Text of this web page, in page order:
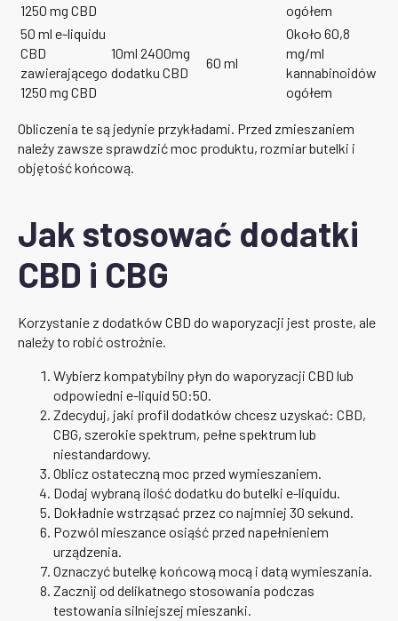
1250 mg CBD
ogółem
50 ml e-liquidu
CBD
zawierającego
1250 mg CBD
10ml 2400mg
dodatku CBD
60 ml
Około 60,8
mg/ml
kannabinoidów
ogółem
Obliczenia te są jedynie przykładami. Przed zmieszaniem
należy zawsze sprawdzić moc produktu, rozmiar butelki i
objętość końcową.
Jak stosować dodatki
CBD i CBG
Korzystanie z dodatków CBD do waporyzacji jest proste, ale
należy to robić ostrożnie.
Wybierz kompatybilny płyn do waporyzacji CBD lub
odpowiedni e-liquid 50:50.
Zdecyduj, jaki profil dodatków chcesz uzyskać: CBD,
CBG, szerokie spektrum, pełne spektrum lub
niestandardowy.
Oblicz ostateczną moc przed wymieszaniem.
Dodaj wybraną ilość dodatku do butelki e-liquidu.
Dokładnie wstrząsać przez co najmniej 30 sekund.
Pozwól mieszance osiąść przed napełnieniem
urządzenia.
Oznaczyć butelkę końcową mocą i datą wymieszania.
Zacznij od delikatnego stosowania podczas
testowania silniejszej mieszanki.